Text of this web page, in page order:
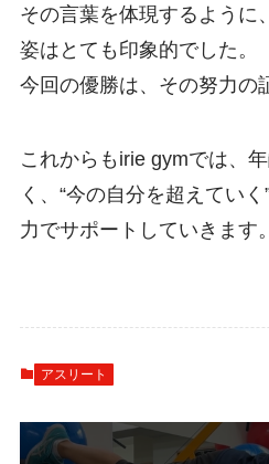
その言葉を体現するように
姿はとても印象的でした。
今回の優勝は、その努力の
これからもirie gymでは、
く、“今の自分を超えてい
力でサポートしていきます。
アスリート